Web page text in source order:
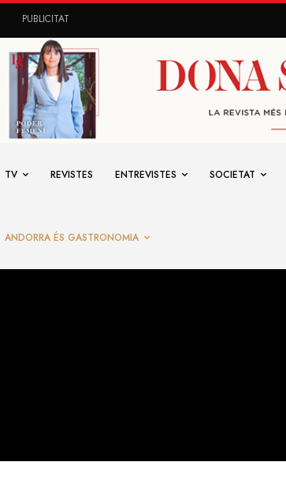
PUBLICITAT
TV REVISTES ENTREVISTES SOCIETAT
ANDORRA ÉS GASTRONOMIA